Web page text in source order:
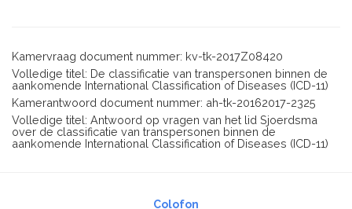
Kamervraag document nummer: kv-tk-2017Z08420
Volledige titel: De classificatie van transpersonen binnen de
aankomende International Classification of Diseases (ICD-11)
Kamerantwoord document nummer: ah-tk-20162017-2325
Volledige titel: Antwoord op vragen van het lid Sjoerdsma
over de classificatie van transpersonen binnen de
aankomende International Classification of Diseases (ICD-11)
Colofon